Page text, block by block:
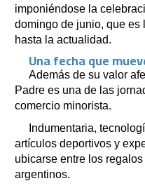
imponiéndose la
domingo de junio, que es
hasta la actualidad.
Una fecha que
Además de su valor
Padre es una de las
comercio minorista.
Indumentaria,
artículos deportivos y
ubicarse entre los
argentinos.